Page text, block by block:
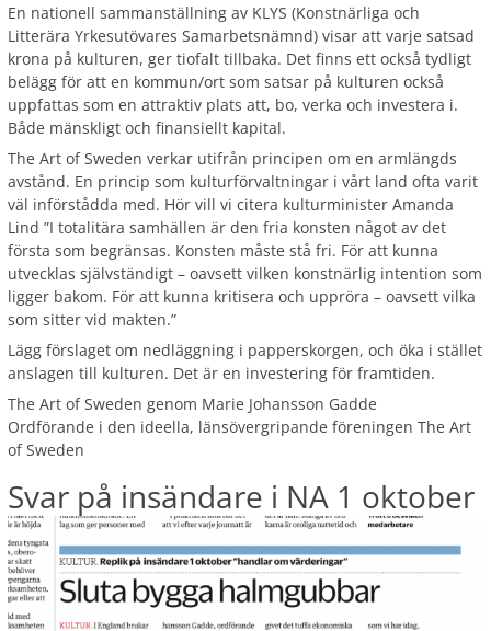
En nationell sammanställning av KLYS (Konstnärliga och
Litterära Yrkesutövares Samarbetsnämnd) visar att varje satsad
krona på kulturen, ger tiofalt tillbaka. Det finns ett också tydligt
belägg för att en kommun/ort som satsar på kulturen också
uppfattas som en attraktiv plats att, bo, verka och investera i.
Både mänskligt och finansiellt kapital.
The Art of Sweden verkar utifrån principen om en armlängds
avstånd. En princip som kulturförvaltningar i vårt land ofta varit
väl införstådda med. Hör vill vi citera kulturminister Amanda
Lind ”I totalitära samhällen är den fria konsten något av det
första som begränsas. Konsten måste stå fri. För att kunna
utvecklas självständigt – oavsett vilken konstnärlig intention som
ligger bakom. För att kunna kritisera och uppröra – oavsett vilka
som sitter vid makten.”
Lägg förslaget om nedläggning i papperskorgen, och öka i stället
anslagen till kulturen. Det är en investering för framtiden.
The Art of Sweden genom Marie Johansson Gadde
Ordförande i den ideella, länsövergripande föreningen The Art
of Sweden
Svar på insändare i NA 1 oktober